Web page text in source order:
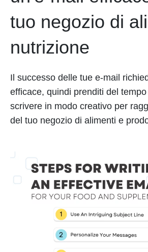
tuo negozio di
nutrizione
Il successo delle tue e-mail
efficace, quindi prenditi del
scrivere in modo creativo per
del tuo negozio di alimenti e